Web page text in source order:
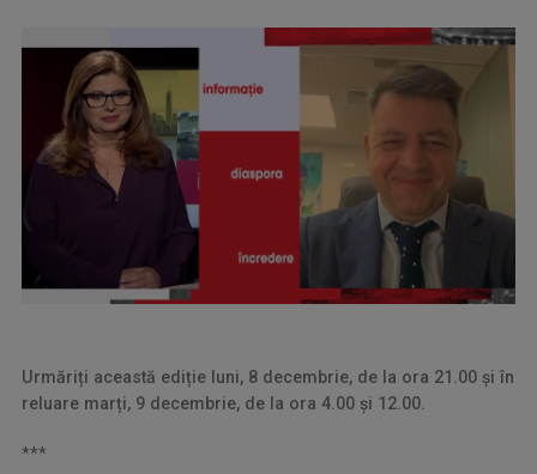
Urmăriți această ediție luni, 8 decembrie, de la ora 21.00 și în
reluare marți, 9 decembrie, de la ora 4.00 și 12.00.
***